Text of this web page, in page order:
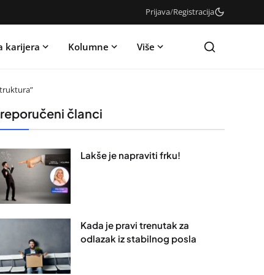
Prijava/Registracija
karijera Kolumne Više
članci
Lakše je napraviti frku!
Kada je pravi trenutak za
odlazak iz stabilnog posla